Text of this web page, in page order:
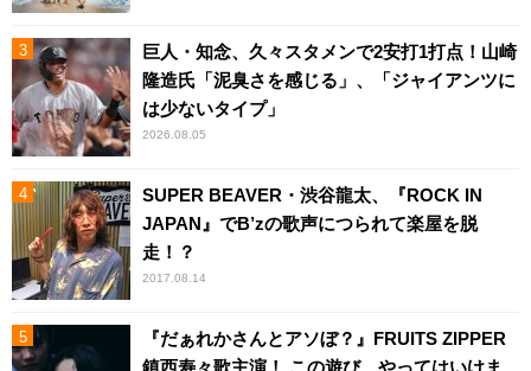
巨人・知念、久々スタメンで2安打1打点！山崎
隆造氏「泥臭さを感じる」、「ジャイアンツに
は少ないタイプ」
2026.08.05
SUPER BEAVER・渋谷龍太、『ROCK IN
JAPAN』でB’zの歌声につられて楽屋を脱
走！？
2017.08.14
『だぁれかさんとアソぼ？』FRUITS ZIPPER
鎮西寿々歌主演！ この遊び、やってはいけま